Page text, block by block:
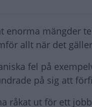
enorma mängder
allt när det
fel på
på sig att
råkat ut för ett